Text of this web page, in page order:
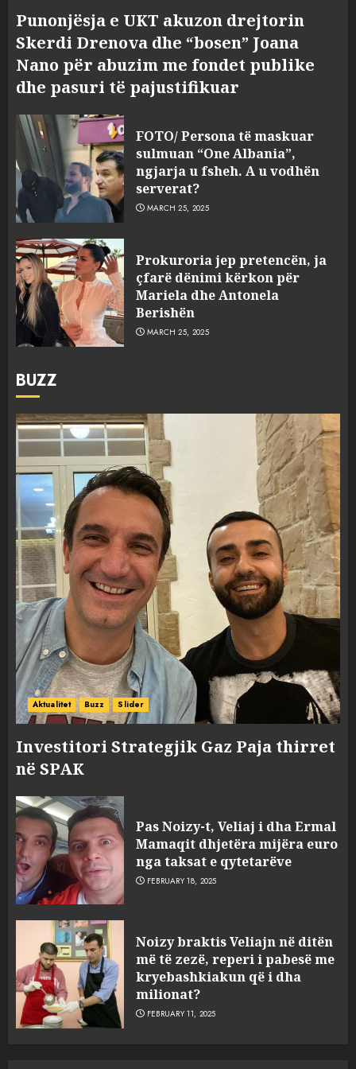
Punonjësja e UKT akuzon drejtorin
Skerdi Drenova dhe “bosen” Joana
Nano për abuzim me fondet publike
dhe pasuri të pajustifikuar
FOTO/ Persona të maskuar
sulmuan “One Albania”,
ngjarja u fsheh. A u vodhën
serverat?
MARCH 25, 2025
Prokuroria jep pretencën, ja
çfarë dënimi kërkon për
Mariela dhe Antonela
Berishën
MARCH 25, 2025
BUZZ
Aktualitet Buzz Slider
Investitori Strategjik Gaz Paja thirret
në SPAK
Pas Noizy-t, Veliaj i dha Ermal
Mamaqit dhjetëra mijëra euro
nga taksat e qytetarëve
FEBRUARY 18, 2025
Noizy braktis Veliajn në ditën
më të zezë, reperi i pabesë me
kryebashkiakun që i dha
milionat?
FEBRUARY 11, 2025
3
sulmuan “One Albania”,
ngjarja u fsheh. A u vodhën
serverat?
MARCH 25, 2025